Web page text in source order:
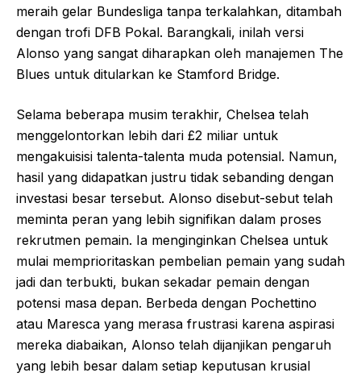
meraih gelar Bundesliga tanpa terkalahkan, ditambah
dengan trofi DFB Pokal. Barangkali, inilah versi
Alonso yang sangat diharapkan oleh manajemen The
Blues untuk ditularkan ke Stamford Bridge.
Selama beberapa musim terakhir, Chelsea telah
menggelontorkan lebih dari £2 miliar untuk
mengakuisisi talenta-talenta muda potensial. Namun,
hasil yang didapatkan justru tidak sebanding dengan
investasi besar tersebut. Alonso disebut-sebut telah
meminta peran yang lebih signifikan dalam proses
rekrutmen pemain. Ia menginginkan Chelsea untuk
mulai memprioritaskan pembelian pemain yang sudah
jadi dan terbukti, bukan sekadar pemain dengan
potensi masa depan. Berbeda dengan Pochettino
atau Maresca yang merasa frustrasi karena aspirasi
mereka diabaikan, Alonso telah dijanjikan pengaruh
yang lebih besar dalam setiap keputusan krusial